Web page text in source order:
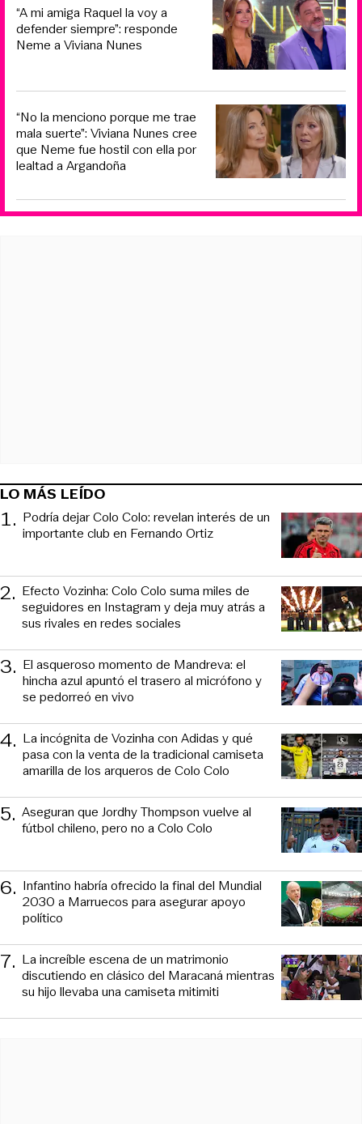
“A mi amiga Raquel la voy a
defender siempre”: responde
Neme a Viviana Nunes
“No la menciono porque me trae
mala suerte”: Viviana Nunes cree
que Neme fue hostil con ella por
lealtad a Argandoña
LO MÁS LEÍDO
1. Podría dejar Colo Colo: revelan interés de un
importante club en Fernando Ortiz
2. Efecto Vozinha: Colo Colo suma miles de
seguidores en Instagram y deja muy atrás a
sus rivales en redes sociales
3. El asqueroso momento de Mandreva: el
hincha azul apuntó el trasero al micrófono y
se pedorreó en vivo
4. La incógnita de Vozinha con Adidas y qué
pasa con la venta de la tradicional camiseta
amarilla de los arqueros de Colo Colo
5. Aseguran que Jordhy Thompson vuelve al
fútbol chileno, pero no a Colo Colo
6. Infantino habría ofrecido la final del Mundial
2030 a Marruecos para asegurar apoyo
político
7. La increíble escena de un matrimonio
discutiendo en clásico del Maracaná mientras
su hijo llevaba una camiseta mitimiti